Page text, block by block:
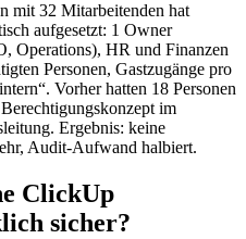
mit 32 Mitarbeitenden hat
aufgesetzt: 1 Owner
Operations), HR und Finanzen
Personen, Gastzugänge pro
Vorher hatten 18 Personen
im
Ergebnis: keine
Audit-Aufwand halbiert.
ClickUp
sicher?